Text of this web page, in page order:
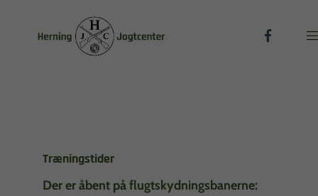

Træningstider
Der er åbent på flugtskydningsbanerne: